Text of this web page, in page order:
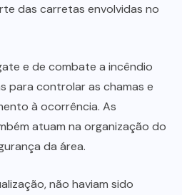
das carretas envolvidas no
e de combate a incêndio
para controlar as chamas e
à ocorrência. As
atuam na organização do
da área.
não haviam sido